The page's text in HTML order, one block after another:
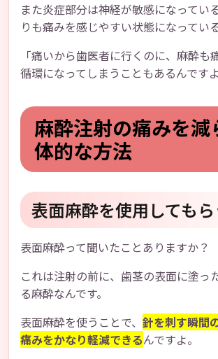
また炎症部分は神経が敏感になってい
りも痛みを感じやすい状態になっている
「痛いから歯医者に行くのに、麻酔も
循環になってしまうこともあるんですよ
麻酔注射の痛みを減
体的な方法
表面麻酔を使用してもら
表面麻酔って聞いたことありますか？
これは注射の前に、歯茎の表面に塗っ
る麻酔なんです。
表面麻酔を使うことで、 針を刺す瞬間
痛みをかなり軽減できるんですよ。